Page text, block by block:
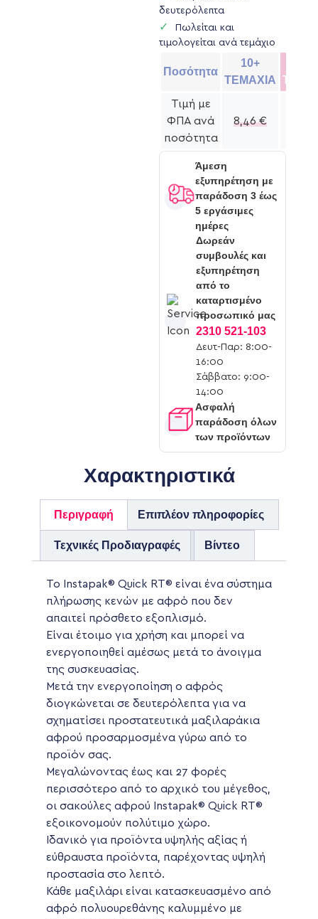
δευτερόλεπτα
Πωλείται και
τιμολογείται ανά τεμάχιο
Ποσότητα
10+
ΤΕΜΑΧΙΑ
Τιμή με
ΦΠΑ ανά
ποσότητα
8,46€
Άμεση
εξυπηρέτηση με
παράδοση 3 έως
5 εργάσιμες
ημέρες
Δωρεάν
συμβουλές και
εξυπηρέτηση
από το
καταρτισμένο
προσωπικό μας
2310 521-103
Δευτ-Παρ: 8:00-
16:00
Σάββατο: 9:00-
14:00
Ασφαλή
παράδοση όλων
των προϊόντων
Χαρακτηριστικά
Περιγραφή Επιπλέον πληροφορίες
Τεχνικές Προδιαγραφές Βίντεο
Το Instapak® Quick RT® είναι ένα σύστημα
πλήρωσης κενών με αφρό που δεν
απαιτεί πρόσθετο εξοπλισμό.
Είναι έτοιμο για χρήση και μπορεί να
ενεργοποιηθεί αμέσως μετά το άνοιγμα
της συσκευασίας.
Μετά την ενεργοποίηση ο αφρός
διογκώνεται σε δευτερόλεπτα για να
σχηματίσει προστατευτικά μαξιλαράκια
αφρού προσαρμοσμένα γύρω από το
προϊόν σας.
Μεγαλώνοντας έως και 27 φορές
περισσότερο από το αρχικό του μέγεθος,
οι σακούλες αφρού Instapak® Quick RT®
εξοικονομούν πολύτιμο χώρο.
Ιδανικό για προϊόντα υψηλής αξίας ή
εύθραυστα προϊόντα, παρέχοντας υψηλή
προστασία στο λεπτό.
Κάθε μαξιλάρι είναι κατασκευασμένο από
αφρό πολυουρεθάνης καλυμμένο με